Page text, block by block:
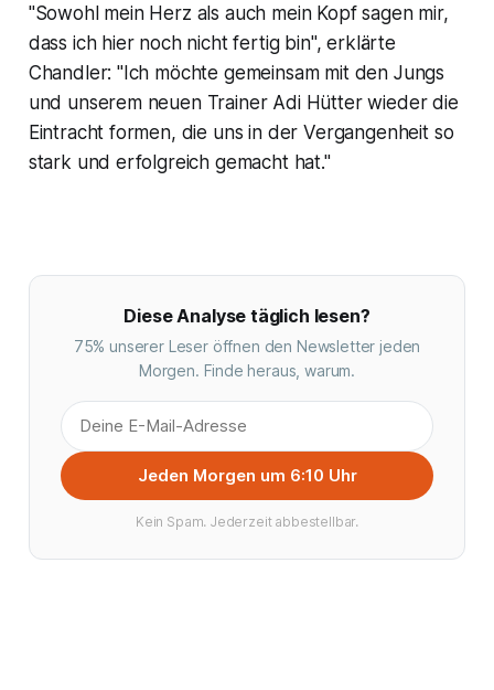
"Sowohl mein Herz als auch mein Kopf sagen mir,
dass ich hier noch nicht fertig bin", erklärte
Chandler: "Ich möchte gemeinsam mit den Jungs
und unserem neuen Trainer Adi Hütter wieder die
Eintracht formen, die uns in der Vergangenheit so
stark und erfolgreich gemacht hat."
Diese Analyse täglich lesen?
75% unserer Leser öffnen den Newsletter jeden
Morgen. Finde heraus, warum.
Jeden Morgen um 6:10 Uhr
Kein Spam. Jederzeit abbestellbar.